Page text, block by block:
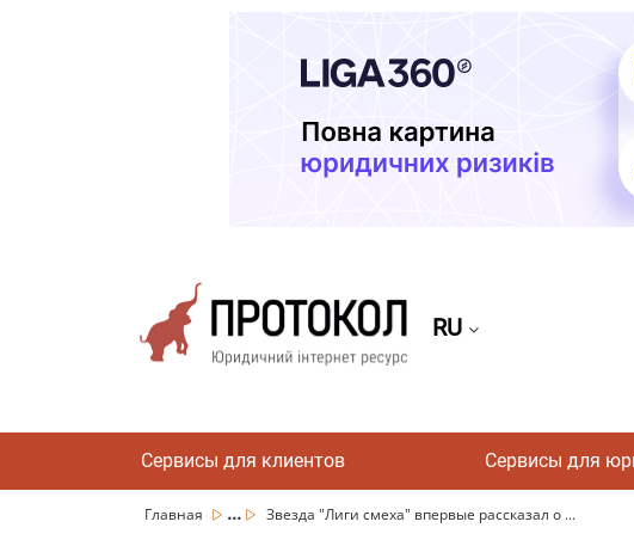
RU
Сервисы для клиентов Сервисы для
Главная ... Звезда "Лиги смеха" впервые рассказал о ...